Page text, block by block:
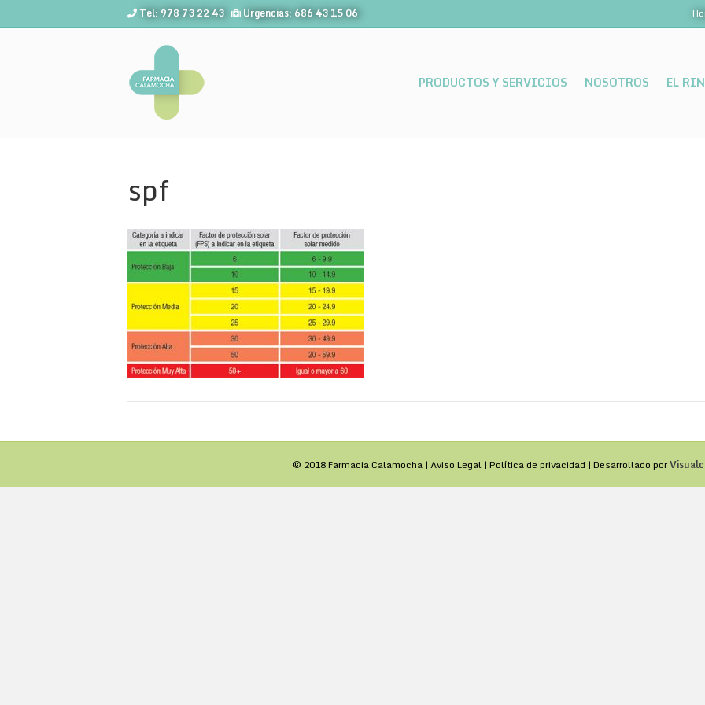
Tel: 978 73 22 43 Urgencias: 686 43 15 06
PRODUCTOS Y SERVICIOS NOSOTROS EL
spf
© 2018 Farmacia Calamocha | Aviso Legal | Política de privacidad | Desarrollado por